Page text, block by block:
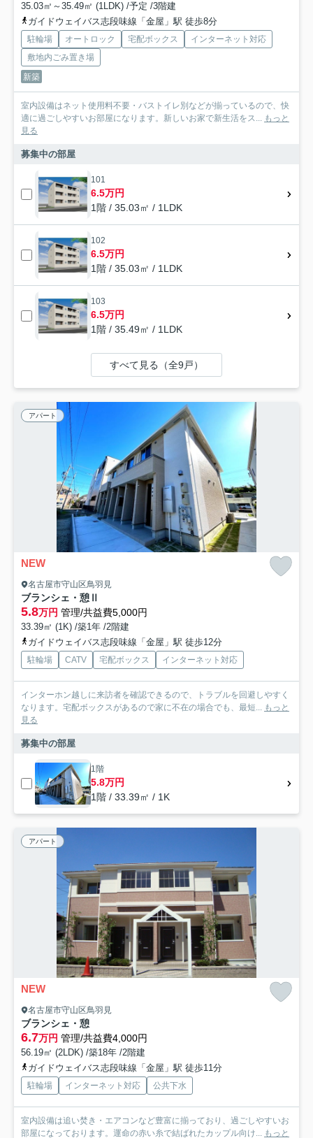
35.03㎡～35.49㎡ (1LDK) /予定 /3階建
ガイドウェイバス志段味線「金屋」駅 徒歩8分
駐輪場 オートロック 宅配ボックス
インターネット対応
敷地内ごみ置き場
新築
室内設備はネット使用料不要・バストイレ別などが揃っているので、快
適に過ごしやすいお部屋になります。新しいお家で新生活をス... もっと
見る
募集中の部屋
101
6.5万円
1階 / 35.03㎡ / 1LDK
102
6.5万円
1階 / 35.03㎡ / 1LDK
103
6.5万円
1階 / 35.49㎡ / 1LDK
すべて見る（全9戸）
アパート
NEW
名古屋市守山区鳥羽見
ブランシェ・憩Ⅱ
5.8万円 管理/共益費5,000円
33.39㎡ (1K) /築1年 /2階建
ガイドウェイバス志段味線「金屋」駅 徒歩12分
駐輪場 CATV 宅配ボックス インターネット対応
インターホン越しに来訪者を確認できるので、トラブルを回避しやすく
なります。宅配ボックスがあるので家に不在の場合でも、最短... もっと
見る
募集中の部屋
1階
5.8万円
1階 / 33.39㎡ / 1K
アパート
NEW
名古屋市守山区鳥羽見
ブランシェ・憩
6.7万円 管理/共益費4,000円
56.19㎡ (2LDK) /築18年 /2階建
ガイドウェイバス志段味線「金屋」駅 徒歩11分
駐輪場 インターネット対応 公共下水
室内設備は追い焚き・エアコンなど豊富に揃っており、過ごしやすいお
部屋になっております。運命の赤い糸で結ばれたカップル向け... もっと